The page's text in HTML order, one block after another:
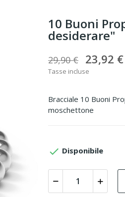
10 Buoni
desiderare"
29,90 € 23,92 €
Tasse incluse
Bracciale 10 Buoni
moschettone
 Disponibile